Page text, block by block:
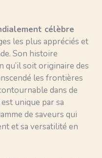
célèbre
les plus appréciés et
Son histoire
qu’il soit originaire des
les frontières
dans de
unique par sa
de saveurs qui
et sa versatilité en